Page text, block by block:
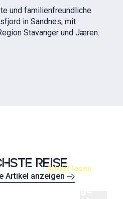
und familienfreundliche
in Sandnes, mit
Stavanger und Jæren.
REISE
Artikel anzeigen
Artikel lesen